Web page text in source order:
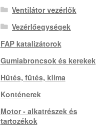
Ventilátor vezérlők
Vezérlőegységek
FAP katalizátorok
Gumiabroncsok és kerekek
Hűtés, fűtés, klíma
Konténerek
Motor - alkatrészek és
tartozékok